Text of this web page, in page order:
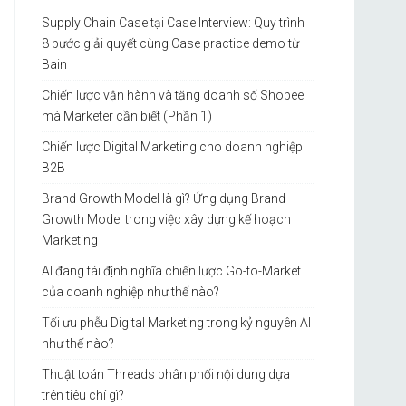
Supply Chain Case tại Case Interview: Quy trình
8 bước giải quyết cùng Case practice demo từ
Bain
Chiến lược vận hành và tăng doanh số Shopee
mà Marketer cần biết (Phần 1)
Chiến lược Digital Marketing cho doanh nghiệp
B2B
Brand Growth Model là gì? Ứng dụng Brand
Growth Model trong việc xây dựng kế hoạch
Marketing
AI đang tái định nghĩa chiến lược Go-to-Market
của doanh nghiệp như thế nào?
Tối ưu phễu Digital Marketing trong kỷ nguyên AI
như thế nào?
Thuật toán Threads phân phối nội dung dựa
trên tiêu chí gì?